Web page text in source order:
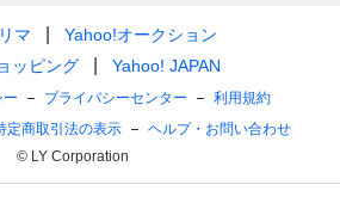
マ
Yahoo!オークション
ッピング
Yahoo! JAPAN
ー プライバシーセンター
利用規約
定商取引法の表示
ヘルプ・お問い合わせ
© LY Corporation